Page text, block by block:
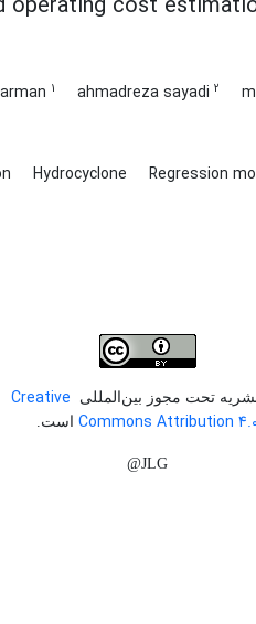
1 ahmadreza sayadi 2
Hydrocyclone Regression
نشریه تحت مجوز بین‌المللی
Creative
Commons Attribution 4.0
است.
JLG@